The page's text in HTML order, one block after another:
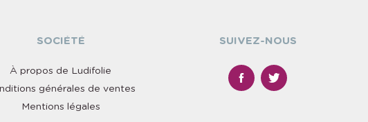
SOCIÉTÉ
À propos de Ludifolie
générales de ventes
Mentions légales
SUIVEZ-NOUS